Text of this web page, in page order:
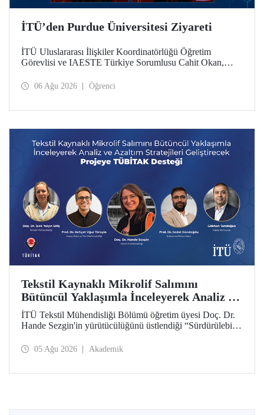
İTÜ’den Purdue Üniversitesi Ziyareti
İTÜ Uluslararası İlişkiler Koordinatörlüğü Öğretim
Görevlisi ve IAESTE Türkiye Sorumlusu Cahit Okan,
Temmuz tarihlerinde ABD’de dünyanın önde gelen
06 Ağu 2026 Öğrenci
Tekstil Kaynaklı Mikrolif Salımını
Bütüncül Yaklaşımla İnceleyerek Analiz ve
Azaltım Stratejileri Geliştirecek Projeye
TÜBİTAK Desteği
İTÜ Tekstil Mühendisliği Bölümü öğretim üyesi Doç. Dr.
Hande Sezgin'in yürütücülüğünü üstlendiği “Sürdürülebilir
Koşullarına Bağlı Mikrolif Salımı: Aşınma, UV Maruziyeti
05 Ağu 2026 Akademik